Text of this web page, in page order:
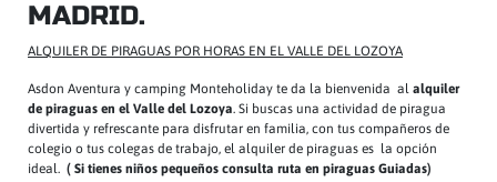
MADRID.
ALQUILER DE PIRAGUAS POR HORAS EN EL VALLE DEL LOZOYA
Asdon Aventura y camping Monteholiday te da la bienvenida al alquiler
de piraguas en el Valle del Lozoya. Si buscas una actividad de piragua
divertida y refrescante para disfrutar en familia, con tus compañeros de
colegio o tus colegas de trabajo, el alquiler de piraguas es la opción
ideal. ( Si tienes niños pequeños consulta ruta en piraguas Guiadas)